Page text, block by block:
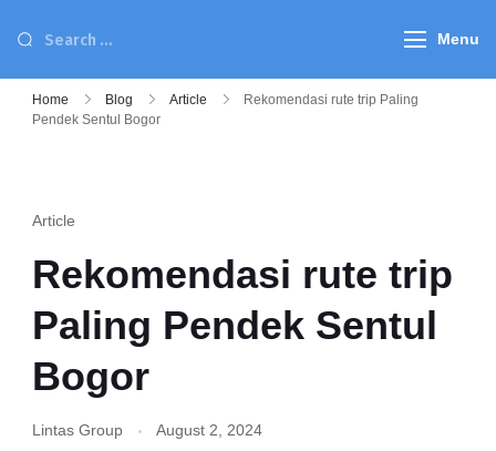
Menu
Home Blog Article
Rekomendasi rute trip Paling
Pendek Sentul Bogor
Article
Rekomendasi rute trip
Paling Pendek Sentul
Bogor
Lintas Group August 2, 2024